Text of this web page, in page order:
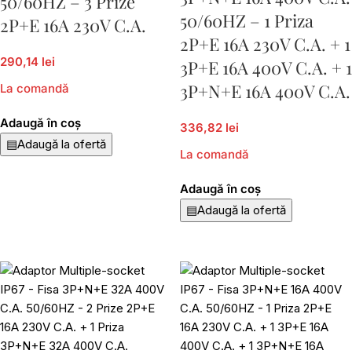
2P+E 16A 230V C.A.
290,14 lei
La comandă
Adaugă în coș
▤Adaugă la ofertă
50/60HZ – 1 Priza
2P+E 16A 230V C.A. + 1
3P+E 16A 400V C.A. + 1
3P+N+E 16A 400V C.A.
336,82 lei
La comandă
Adaugă în coș
▤Adaugă la ofertă